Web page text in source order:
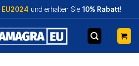
EU2024 und erhalten Sie 10% Rabatt!